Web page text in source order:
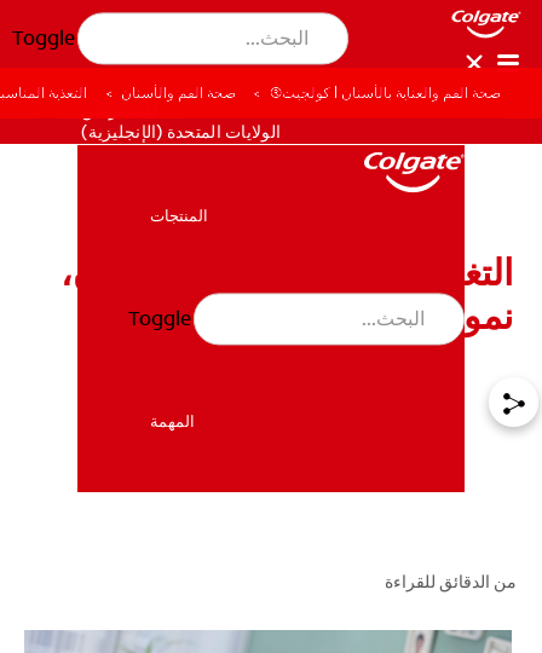
Toggle
المهمة
الولايات المتحدة (الإنجليزية)
المنتجات
صحة الفم والأسنان
المهمة
Toggle
صحة الفم والعناية بالأسنان | كولجيت® صحة الفم والأسنان التغذية
التغذية المناسبة لصحة الأسنان،
نمو الطفل وتطوره
من الدقائق للقراءة